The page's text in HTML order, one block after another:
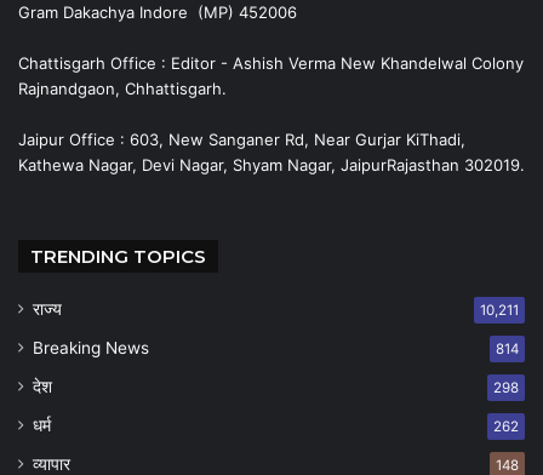
Gram Dakachya Indore (MP) 452006
Chattisgarh Office : Editor - Ashish Verma New Khandelwal Colony
Rajnandgaon, Chhattisgarh.
Jaipur Office : 603, New Sanganer Rd, Near Gurjar KiThadi,
Kathewa Nagar, Devi Nagar, Shyam Nagar, JaipurRajasthan 302019.
TRENDING TOPICS
राज्य 10,211
Breaking News 814
देश 298
धर्म 262
व्यापार 148